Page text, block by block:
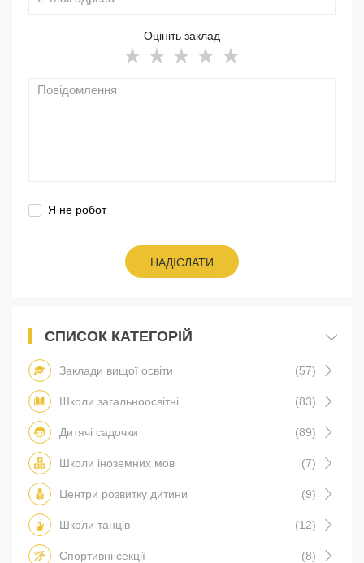
Оцініть заклад
Я не робот
НАДІСЛАТИ
СПИСОК КАТЕГОРІЙ
Заклади вищої освіти (57)
Школи загальноосвітні (83)
Дитячі садочки (89)
Школи іноземних мов (7)
Центри розвитку дитини (9)
Школи танців (12)
Спортивні секції (8)